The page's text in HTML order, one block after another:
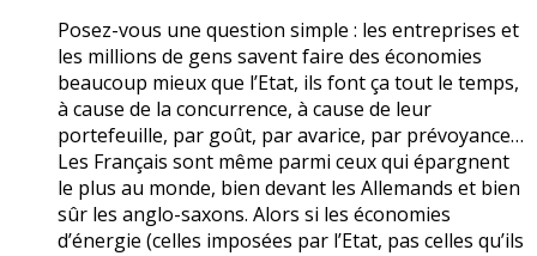
Posez-vous une question simple : les entreprises et
les millions de gens savent faire des économies
beaucoup mieux que l’Etat, ils font ça tout le temps,
à cause de la concurrence, à cause de leur
portefeuille, par goût, par avarice, par prévoyance…
Les Français sont même parmi ceux qui épargnent
le plus au monde, bien devant les Allemands et bien
sûr les anglo-saxons. Alors si les économies
d’énergie (celles imposées par l’Etat, pas celles qu’ils